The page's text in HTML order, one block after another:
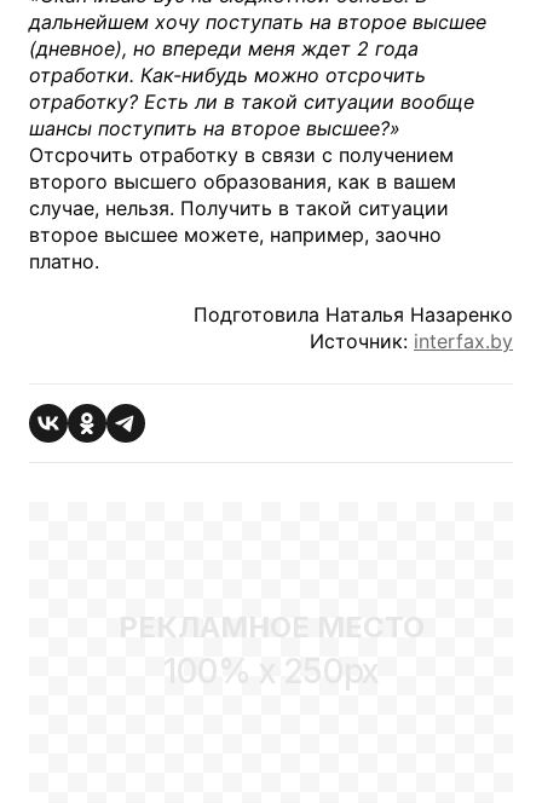
дальнейшем хочу поступать на второе высшее
(дневное), но впереди меня ждет 2 года
отработки. Как-нибудь можно отсрочить
отработку? Есть ли в такой ситуации вообще
шансы поступить на второе высшее?»
Отсрочить отработку в связи с получением
второго высшего образования, как в вашем
случае, нельзя. Получить в такой ситуации
второе высшее можете, например, заочно
платно.
Подготовила Наталья Назаренко
Источник: interfax.by
РЕКЛАМНОЕ МЕСТО
100% x 250px